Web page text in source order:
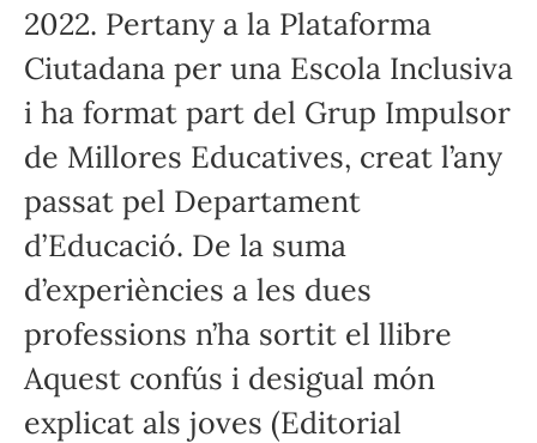
2022. Pertany a la Plataforma
Ciutadana per una Escola Inclusiva
i ha format part del Grup Impulsor
de Millores Educatives, creat l’any
passat pel Departament
d’Educació. De la suma
d’experiències a les dues
professions n’ha sortit el llibre
Aquest confús i desigual món
explicat als joves (Editorial